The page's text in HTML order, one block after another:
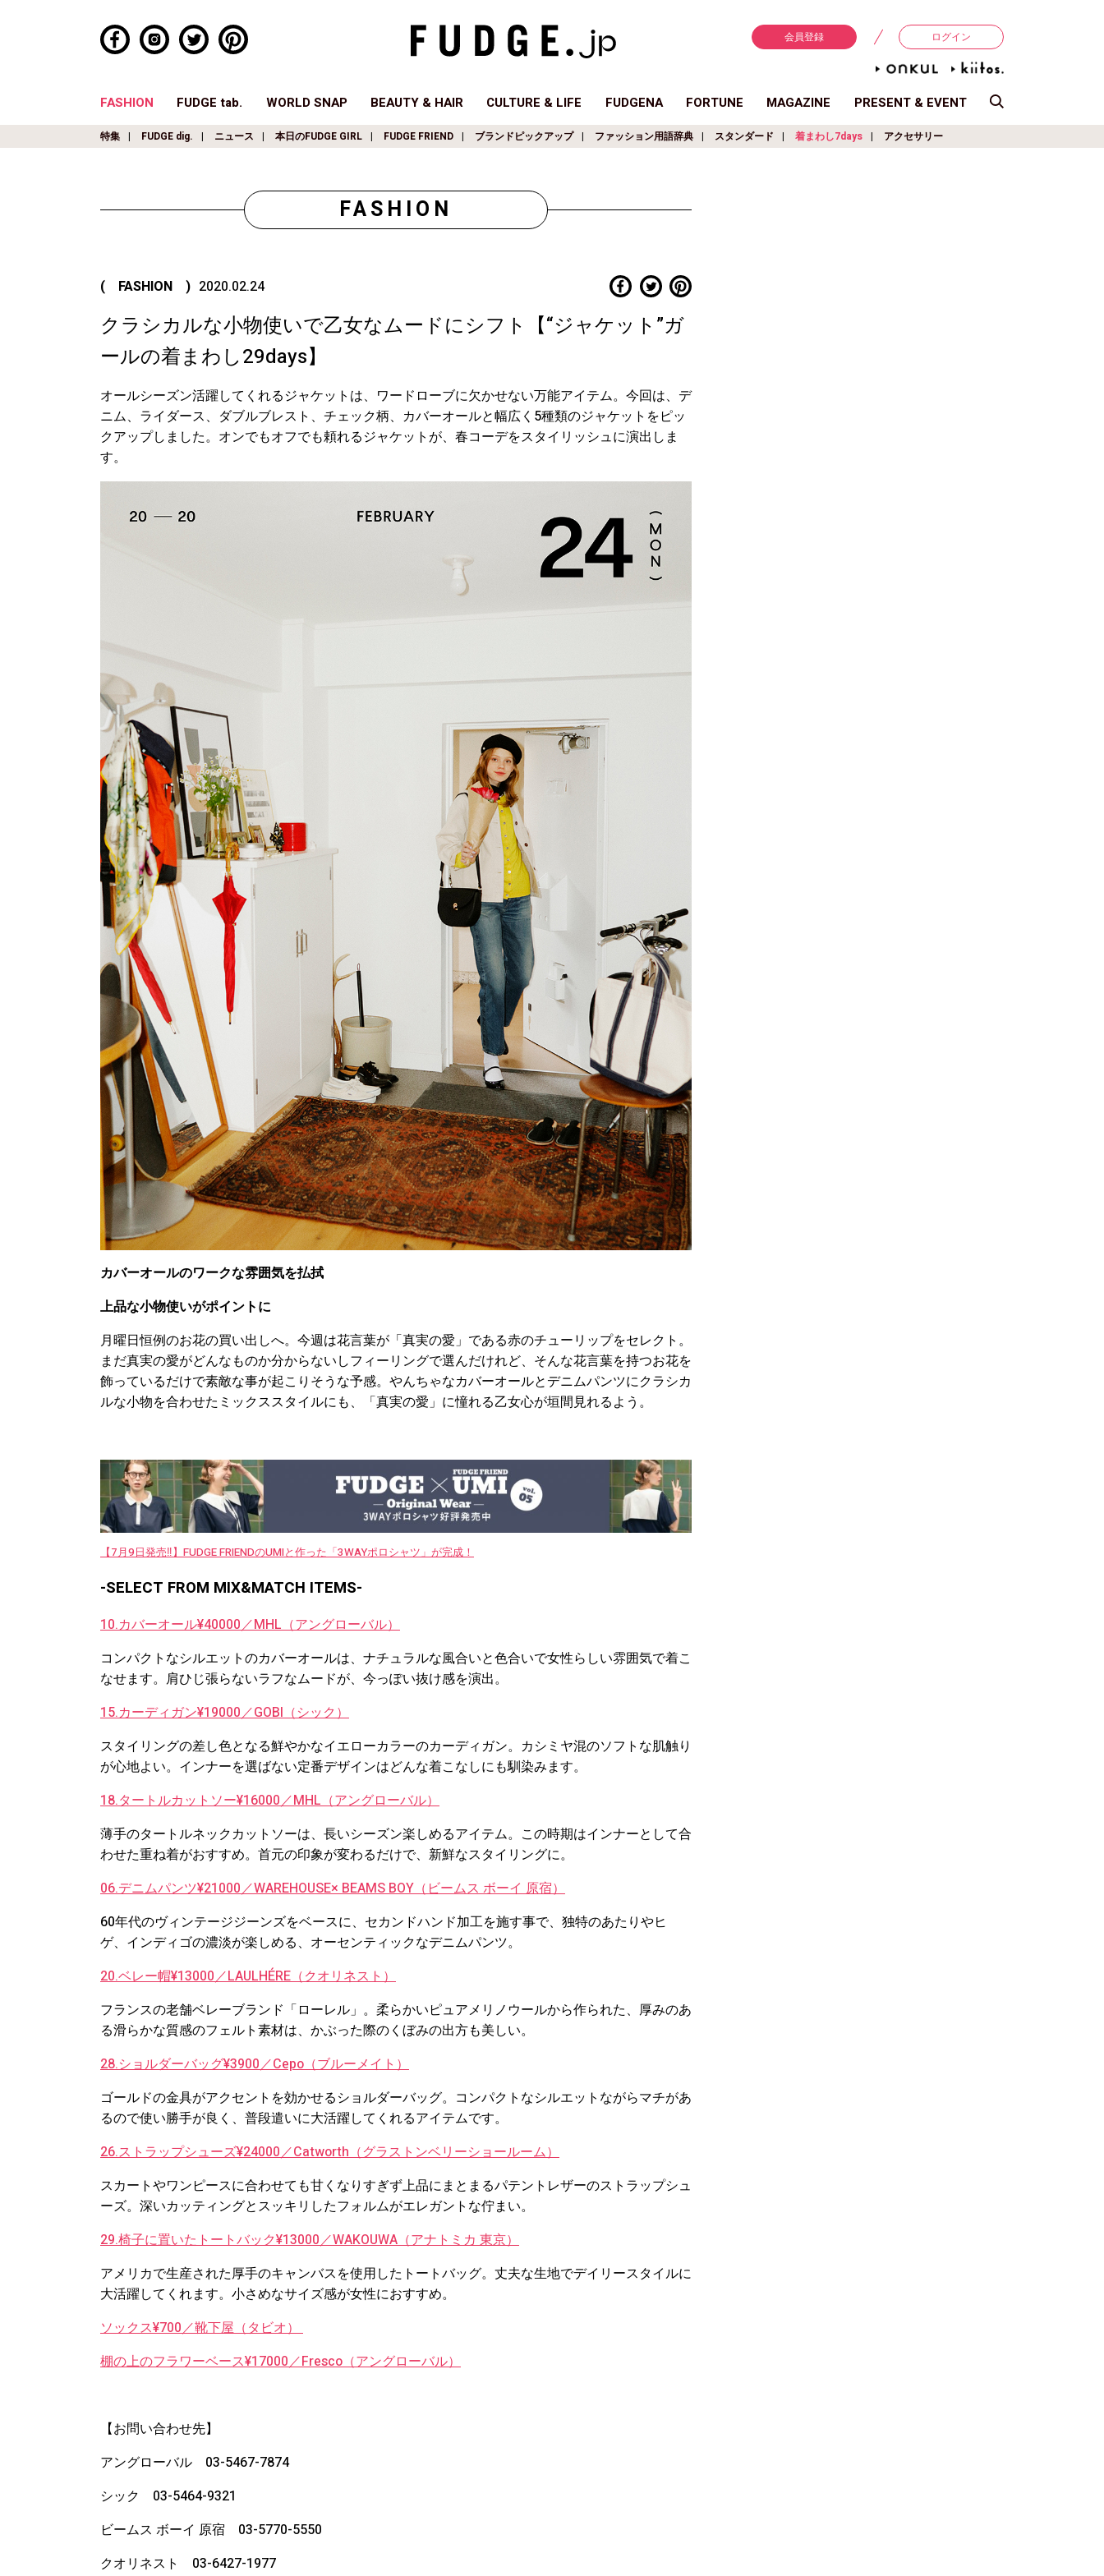
会員登録 ログイン
FASHION FUDGE tab. WORLD SNAP BEAUTY & HAIR CULTURE & LIFE FUDGENA FORTUNE MAGAZINE PRESENT & EVENT
特集 FUDGE dig. ニュース 本日のFUDGE GIRL FUDGE FRIEND ブランドピックアップ ファッション用語辞典 スタンダード 着まわし7days アクセサリー
FASHION
( FASHION ) 2020.02.24
クラシカルな小物使いで乙女なムードにシフト【“ジャケット”ガ
ールの着まわし29days】
オールシーズン活躍してくれるジャケットは、ワードローブに欠かせない万能アイテム。今回は、デ
ニム、ライダース、ダブルブレスト、チェック柄、カバーオールと幅広く5種類のジャケットをピッ
クアップしました。オンでもオフでも頼れるジャケットが、春コーデをスタイリッシュに演出しま
す。
カバーオールのワークな雰囲気を払拭
上品な小物使いがポイントに
月曜日恒例のお花の買い出しへ。今週は花言葉が「真実の愛」である赤のチューリップをセレクト。
まだ真実の愛がどんなものか分からないしフィーリングで選んだけれど、そんな花言葉を持つお花を
飾っているだけで素敵な事が起こりそうな予感。やんちゃなカバーオールとデニムパンツにクラシカ
ルな小物を合わせたミックススタイルにも、「真実の愛」に憧れる乙女心が垣間見れるよう。
【7月9日発売‼︎】FUDGE FRIENDのUMIと作った「3WAYポロシャツ」が完成！
-SELECT FROM MIX&MATCH ITEMS-
10.カバーオール¥40000／MHL（アングローバル）
コンパクトなシルエットのカバーオールは、ナチュラルな風合いと色合いで女性らしい雰囲気で着こ
なせます。肩ひじ張らないラフなムードが、今っぽい抜け感を演出。
15.カーディガン¥19000／GOBI（シック）
スタイリングの差し色となる鮮やかなイエローカラーのカーディガン。カシミヤ混のソフトな肌触り
が心地よい。インナーを選ばない定番デザインはどんな着こなしにも馴染みます。
18.タートルカットソー¥16000／MHL（アングローバル）
薄手のタートルネックカットソーは、長いシーズン楽しめるアイテム。この時期はインナーとして合
わせた重ね着がおすすめ。首元の印象が変わるだけで、新鮮なスタイリングに。
06.デニムパンツ¥21000／WAREHOUSE× BEAMS BOY（ビームス ボーイ 原宿）
60年代のヴィンテージジーンズをベースに、セカンドハンド加工を施す事で、独特のあたりやヒ
ゲ、インディゴの濃淡が楽しめる、オーセンティックなデニムパンツ。
20.ベレー帽¥13000／LAULHÉRE（クオリネスト）
フランスの老舗ベレーブランド「ローレル」。柔らかいピュアメリノウールから作られた、厚みのあ
る滑らかな質感のフェルト素材は、かぶった際のくぼみの出方も美しい。
28.ショルダーバッグ¥3900／Cepo（ブルーメイト）
ゴールドの金具がアクセントを効かせるショルダーバッグ。コンパクトなシルエットながらマチがあ
るので使い勝手が良く、普段遣いに大活躍してくれるアイテムです。
26.ストラップシューズ¥24000／Catworth（グラストンベリーショールーム）
スカートやワンピースに合わせても甘くなりすぎず上品にまとまるパテントレザーのストラップシュ
ーズ。深いカッティングとスッキリしたフォルムがエレガントな佇まい。
29.椅子に置いたトートバック¥13000／WAKOUWA（アナトミカ 東京）
アメリカで生産された厚手のキャンバスを使用したトートバッグ。丈夫な生地でデイリースタイルに
大活躍してくれます。小さめなサイズ感が女性におすすめ。
ソックス¥700／靴下屋（タビオ）
棚の上のフラワーベース¥17000／Fresco（アングローバル）
【お問い合わせ先】
アングローバル 03-5467-7874
シック 03-5464-9321
ビームス ボーイ 原宿 03-5770-5550
クオリネスト 03-6427-1977